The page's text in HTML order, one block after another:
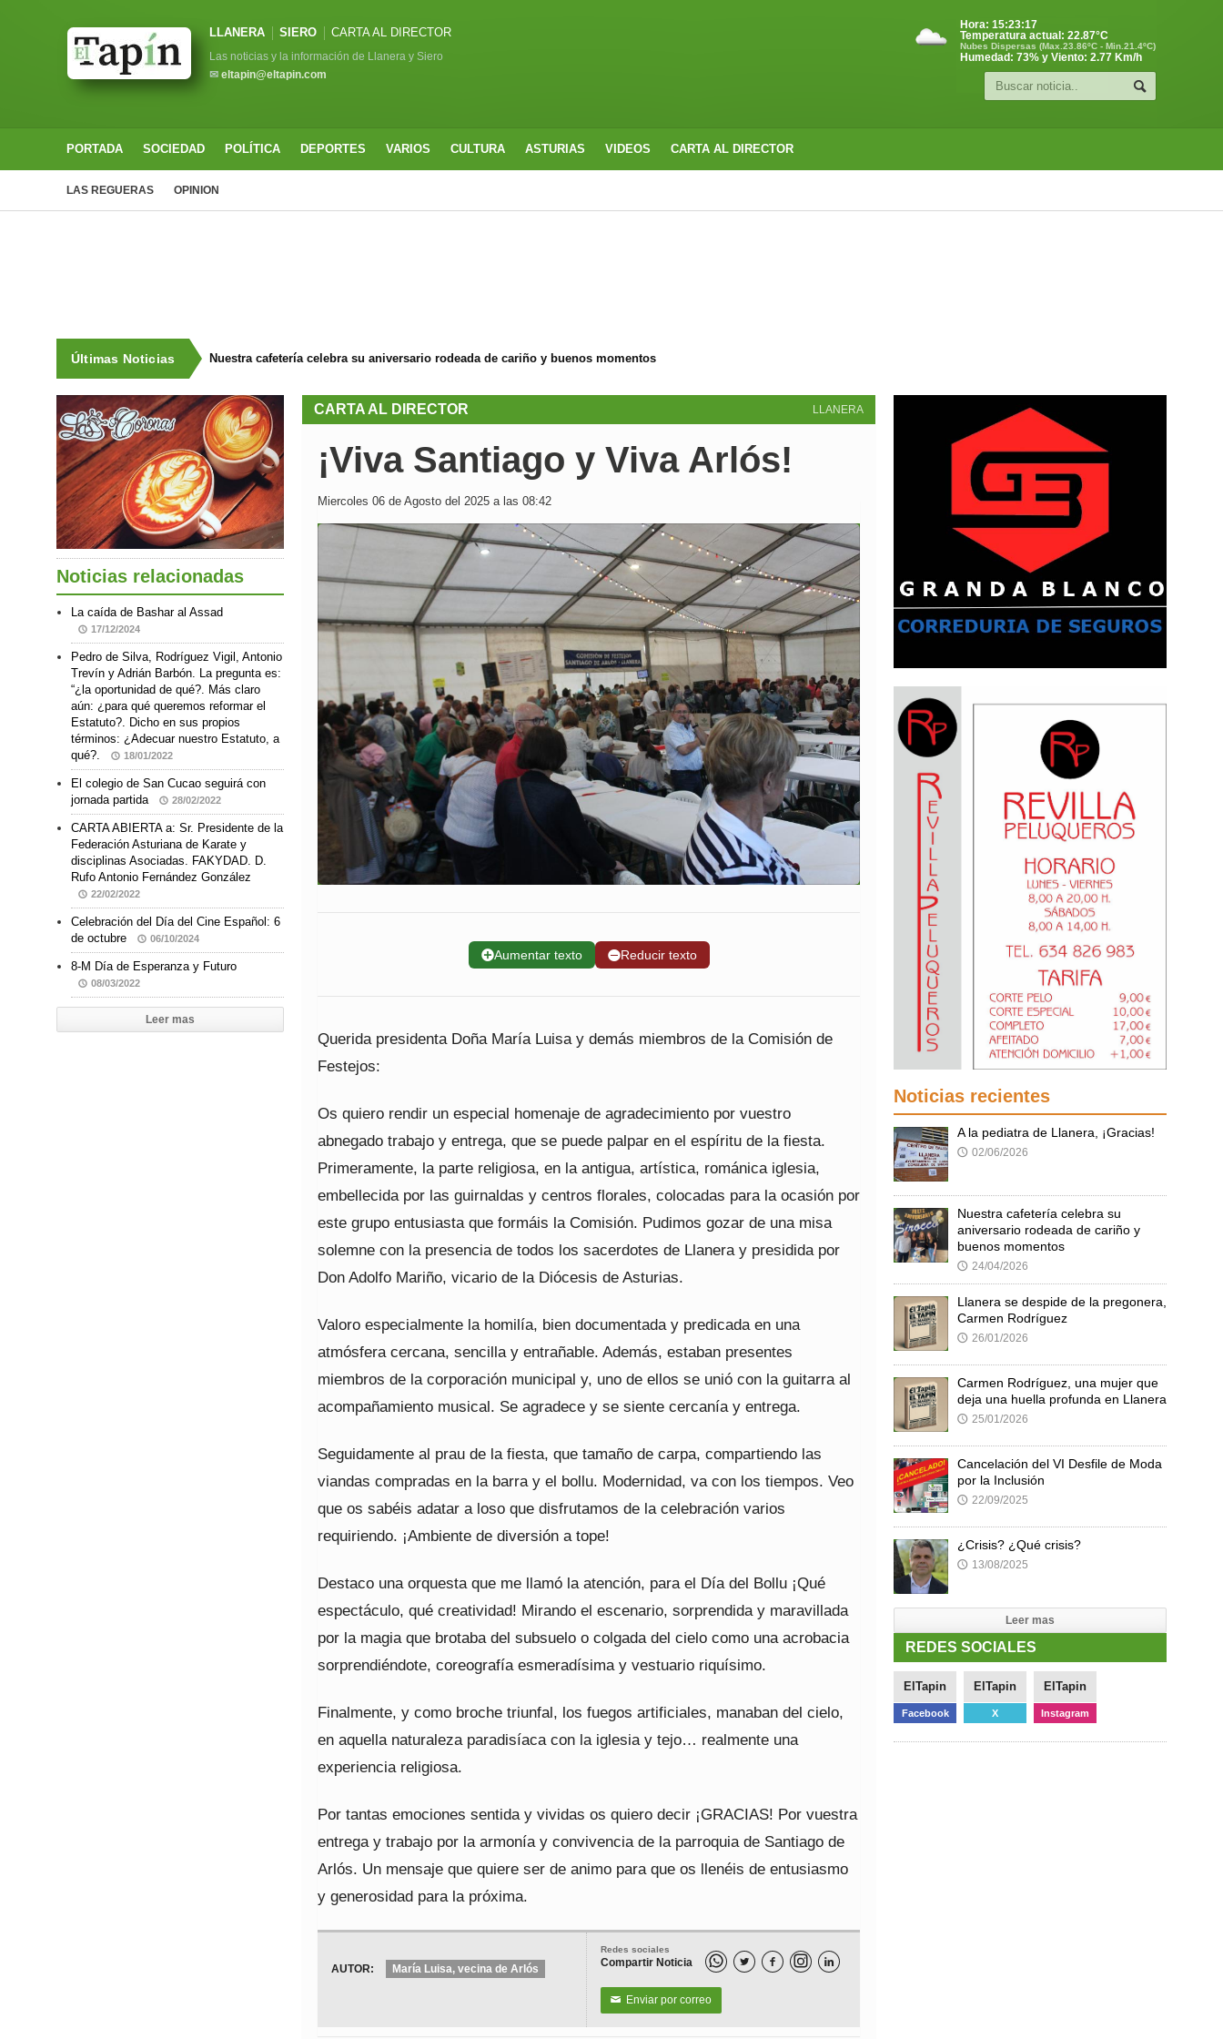
LLANERA SIERO CARTA AL DIRECTOR
Las noticias y la información de Llanera y Siero
✉ eltapin@eltapin.com
Hora: 15:23:18
Temperatura actual: 22.87°C
Nubes Dispersas (Max.23.86ºC - Min.21.4ºC)
Humedad: 73% y Viento: 2.77 Km/h
PORTADA SOCIEDAD POLÍTICA DEPORTES VARIOS CULTURA ASTURIAS VIDEOS CARTA AL DIRECTOR
LAS REGUERAS OPINION
Últimas Noticias Nuestra cafetería celebra su aniversario rodeada de cariño y buenos momentos
LLANERA
CARTA AL DIRECTOR
¡Viva Santiago y Viva Arlós!
Miercoles 06 de Agosto del 2025 a las 08:42
➕Aumentar texto ➖Reducir texto
Querida presidenta Doña María Luisa y demás miembros de la Comisión de
Festejos:
Os quiero rendir un especial homenaje de agradecimiento por vuestro
abnegado trabajo y entrega, que se puede palpar en el espíritu de la fiesta.
Primeramente, la parte religiosa, en la antigua, artística, románica iglesia,
embellecida por las guirnaldas y centros florales, colocadas para la ocasión por
este grupo entusiasta que formáis la Comisión. Pudimos gozar de una misa
solemne con la presencia de todos los sacerdotes de Llanera y presidida por
Don Adolfo Mariño, vicario de la Diócesis de Asturias.
Valoro especialmente la homilía, bien documentada y predicada en una
atmósfera cercana, sencilla y entrañable. Además, estaban presentes
miembros de la corporación municipal y, uno de ellos se unió con la guitarra al
acompañamiento musical. Se agradece y se siente cercanía y entrega.
Seguidamente al prau de la fiesta, que tamaño de carpa, compartiendo las
viandas compradas en la barra y el bollu. Modernidad, va con los tiempos. Veo
que os sabéis adatar a loso que disfrutamos de la celebración varios
requiriendo. ¡Ambiente de diversión a tope!
Destaco una orquesta que me llamó la atención, para el Día del Bollu ¡Qué
espectáculo, qué creatividad! Mirando el escenario, sorprendida y maravillada
por la magia que brotaba del subsuelo o colgada del cielo como una acrobacia
sorprendiéndote, coreografía esmeradísima y vestuario riquísimo.
Finalmente, y como broche triunfal, los fuegos artificiales, manaban del cielo,
en aquella naturaleza paradisíaca con la iglesia y tejo… realmente una
experiencia religiosa.
Por tantas emociones sentida y vividas os quiero decir ¡GRACIAS! Por vuestra
entrega y trabajo por la armonía y convivencia de la parroquia de Santiago de
Arlós. Un mensaje que quiere ser de animo para que os llenéis de entusiasmo
y generosidad para la próxima.
Redes sociales
Compartir Noticia   
✉ Enviar por correo
AUTOR: María Luisa, vecina de Arlós
Noticias relacionadas
La caída de Bashar al Assad
17/12/2024
Pedro de Silva, Rodríguez Vigil, Antonio
Trevín y Adrián Barbón. La pregunta es:
“¿la oportunidad de qué?. Más claro
aún: ¿para qué queremos reformar el
Estatuto?. Dicho en sus propios
términos: ¿Adecuar nuestro Estatuto, a
qué?.
18/01/2022
El colegio de San Cucao seguirá con
jornada partida
28/02/2022
CARTA ABIERTA a: Sr. Presidente de la
Federación Asturiana de Karate y
disciplinas Asociadas. FAKYDAD. D.
Rufo Antonio Fernández González
22/02/2022
Celebración del Día del Cine Español: 6
de octubre
06/10/2024
8-M Día de Esperanza y Futuro
08/03/2022
Leer mas
Noticias recientes
A la pediatra de Llanera, ¡Gracias!
🕔 02/06/2026
Nuestra cafetería celebra su
aniversario rodeada de cariño y
buenos momentos
🕔 24/04/2026
Llanera se despide de la pregonera,
Carmen Rodríguez
🕔 26/01/2026
Carmen Rodríguez, una mujer que
deja una huella profunda en Llanera
🕔 25/01/2026
Cancelación del VI Desfile de Moda
por la Inclusión
🕔 22/09/2025
¿Crisis? ¿Qué crisis?
🕔 13/08/2025
Leer mas
REDES SOCIALES
ElTapin
Facebook
ElTapin
X
ElTapin
Instagram